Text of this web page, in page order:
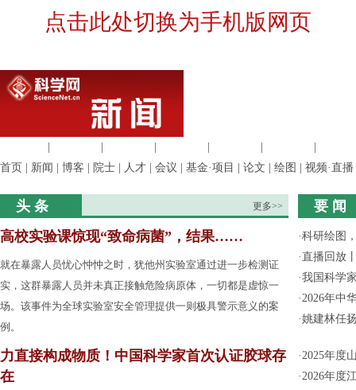
点击此处切换为手机版网页
首页
新闻 博客 院士 人才 会议 基金·项目 论文 绘图 视频·直播
头 条 更多>>
高校实验课惊现“致命病菌”，结果……
就在暴露人员忧心忡忡之时，犹他州实验室通过进一步检测证
实，这群暴露人员并未真正接触危险病原体，一切都是虚惊一
场。该事件为全球实验室安全管理提供一则极具警示意义的案
例。
力直接构成物质！中国科学家首次认证胶球存
在
要 闻
·科研绘图
·直播回放
·我国科学
·2026年中
·姚建林任
·2025年度
·2026年度